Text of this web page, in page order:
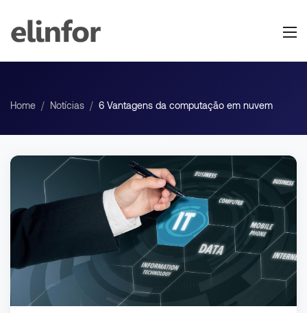
Home / Notícias / 6 Vantagens da computação em nuvem